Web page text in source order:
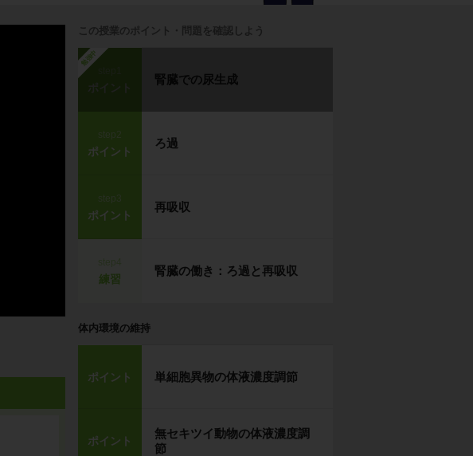
この授業のポイント・問題を確認しよう
勉強中
ポイント
腎臓での尿生成
step2
ポイント
ろ過
step3
ポイント
再吸収
練習
腎臓の働き：ろ過と再吸収
体内環境の維持
ポイント 単細胞異物の体液濃度調節
ポイント
無セキツイ動物の体液濃度調
節